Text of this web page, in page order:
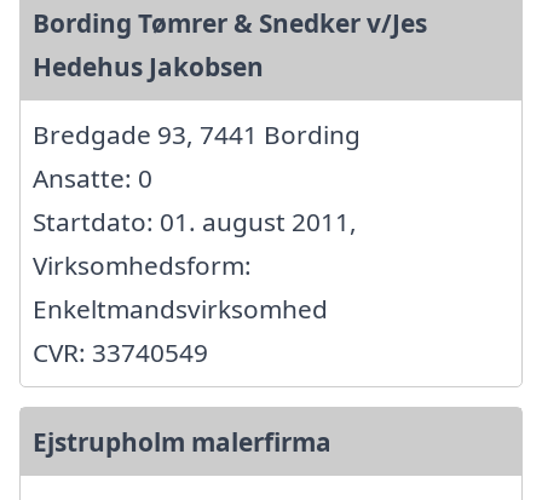
Bording Tømrer & Snedker v/Jes
Hedehus Jakobsen
Bredgade 93, 7441 Bording
Ansatte: 0
Startdato: 01. august 2011,
Virksomhedsform:
Enkeltmandsvirksomhed
CVR: 33740549
Ejstrupholm malerfirma